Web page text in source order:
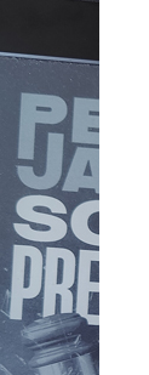
j’ai